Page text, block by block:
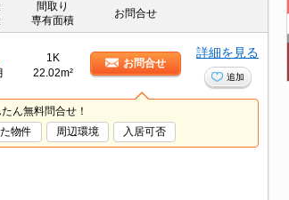
間取り
専有面積
お問合せ
1K
22.02m²
お問合せ
詳細を見る
追加
ん無料問合せ！
物件 周辺環境 入居可否